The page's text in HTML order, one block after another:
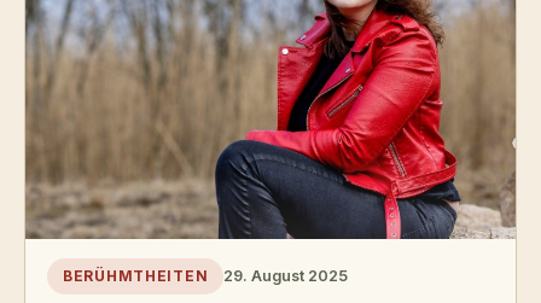
BERÜHMTHEITEN 29. August 2025